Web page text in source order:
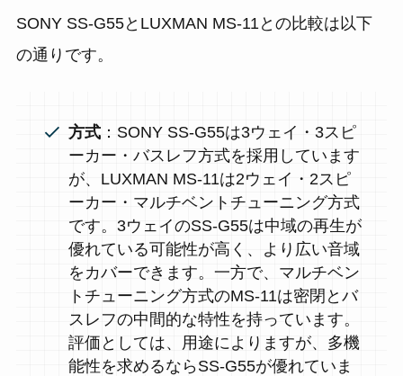
SONY SS-G55とLUXMAN MS-11との比較は以下
の通りです。
方式 ：SONY SS-G55は3ウェイ・3スピ
ーカー・バスレフ方式を採用しています
が、LUXMAN MS-11は2ウェイ・2スピ
ーカー・マルチベントチューニング方式
です。3ウェイのSS-G55は中域の再生が
優れている可能性が高く、より広い音域
をカバーできます。一方で、マルチベン
トチューニング方式のMS-11は密閉とバ
スレフの中間的な特性を持っています。
評価としては、用途によりますが、多機
能性を求めるならSS-G55が優れていま